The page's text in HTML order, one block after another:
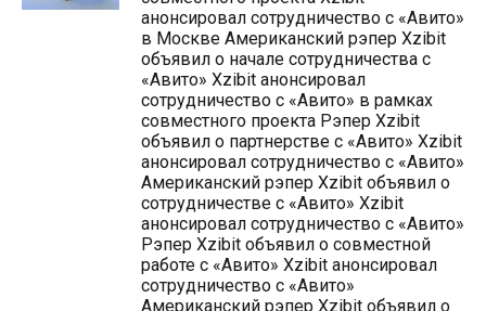
анонсировал сотрудничество с «Авито»
в Москве Американский рэпер Xzibit
объявил о начале сотрудничества с
«Авито» Xzibit анонсировал
сотрудничество с «Авито» в рамках
совместного проекта Рэпер Xzibit
объявил о партнерстве с «Авито» Xzibit
анонсировал сотрудничество с «Авито»
Американский рэпер Xzibit объявил о
сотрудничестве с «Авито» Xzibit
анонсировал сотрудничество с «Авито»
Рэпер Xzibit объявил о совместной
работе с «Авито» Xzibit анонсировал
сотрудничество с «Авито»
Американский рэпер Xzibit объявил о